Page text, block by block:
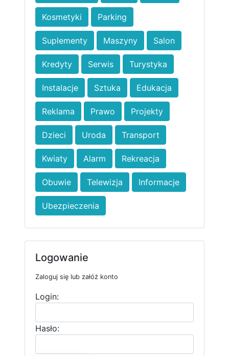
Kosmetyki Parking
Suplementy Maszyny Salon
Kredyty Serwis Turystyka
Instalacje Sztuka Edukacja
Reklama Prawo Projekty
Dzieci Uroda Transport
Kwiaty Alarm Rekreacja
Obuwie Telewizja Informacje
Ubezpieczenia
Logowanie
Zaloguj się lub załóż konto
Login:
Hasło: